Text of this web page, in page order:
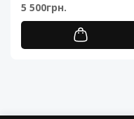
5 500грн.